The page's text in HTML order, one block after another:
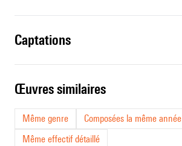
captations
œuvres similaires
Même genre
Composées la même année
Même effectif détaillé